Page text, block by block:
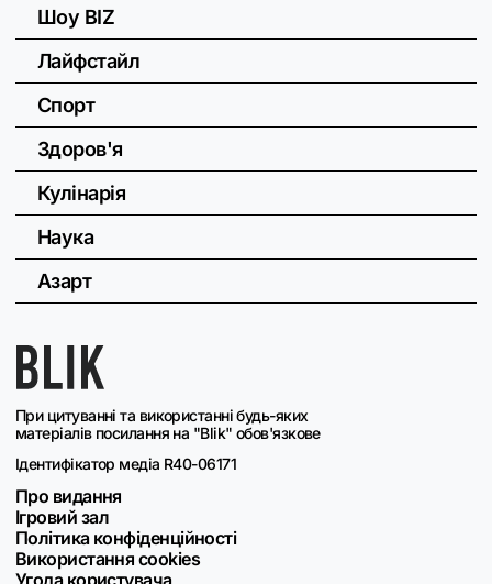
При цитуванні та використанні будь-яких
матеріалів посилання на "Blik" обов'язкове
Ідентифікатор медіа R40-06171
Про видання
Ігровий зал
Політика конфіденційності
Використання cookies
Угода користувача
Шоу BIZ
Лайфстайл
Спорт
Здоров'я
Кулінарія
Наука
Азарт